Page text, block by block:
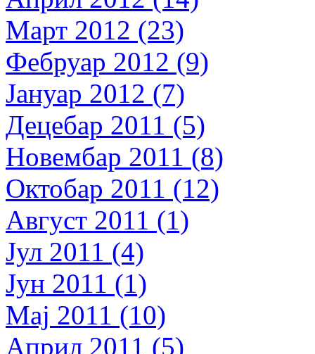
Март 2012 (23)
Фебруар 2012 (9)
Јануар 2012 (7)
Децебар 2011 (5)
Новембар 2011 (8)
Октобар 2011 (12)
Август 2011 (1)
Јул 2011 (4)
Јун 2011 (1)
Мај 2011 (10)
Април 2011 (5)